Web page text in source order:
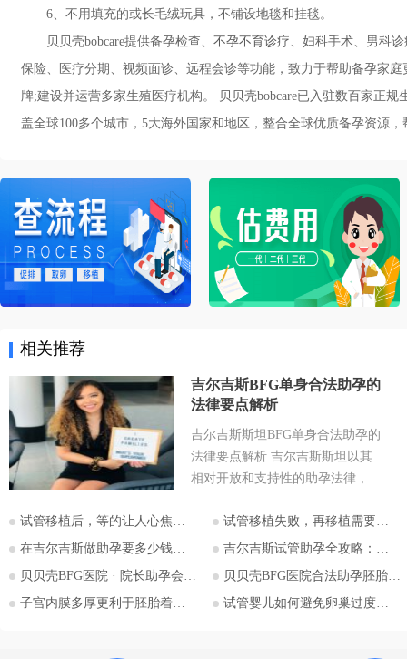
6、不用填充的或长毛绒玩具，不铺设地毯和挂毯。
贝贝壳bobcare提供备孕检查、 不孕不育诊疗、妇科手术、男科
保险、医疗分期、视频面诊、远程会诊等功能，致力于帮助备孕家
牌;建设并运营多家生殖医疗机构。 贝贝壳bobcare已入驻数百家正
盖全球100多个城市，5大海外国家和地区，整合全球优质备孕资源
相关推荐
吉尔吉斯BFG单身合法助孕的
法律要点解析
吉尔吉斯斯坦BFG单身合法助孕的
法律要点解析 吉尔吉斯斯坦以其
相对开放和支持性的助孕法律，成
地。特别是对于希望通过助孕实现
为人父母梦想的单身人士，吉尔吉
斯斯坦的法律框架值得深入探讨。
法律的核心要点，并特别关注单身
试管移植后，等的让人心焦的胎心和胎芽，何时会出现？
试管移植失败，再移植需要注意哪些？
在吉尔吉斯做助孕要多少钱？2026比什凯克费用全公开，拒绝隐形消费
吉尔吉斯试管助孕全攻略：为什么越来越多的中国家庭选择比什凯克？
贝贝壳BFG医院 · 院长助孕会（济南站）
贝贝壳BFG医院合法助孕胚胎移植流程详解
子宫内膜多厚更利于胚胎着床？
试管婴儿如何避免卵巢过度刺激综合征